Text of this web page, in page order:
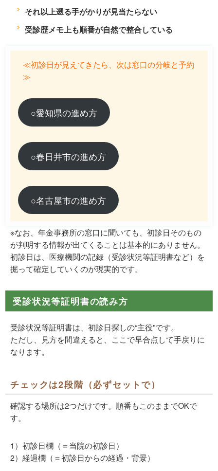
それ以上遡る手がかりが見当たらない
受診歴メモ上も順番が自然で整合している
≪初診日が見えてきたら、次は窓口の分岐と予約
≫
○愛知県の進め方
○春日井市の進め方
○名古屋市の進め方
※なお、年金事務所の窓口に聞いても、初診日そのもの
が判明する情報が出てくることは基本的にありません。
初診日は、 医療機関の記録（受診状況等証明書など）を
掘って確定していくのが現実的です。
受診状況等証明書の読み方
受診状況等証明書は、初診日探しの“主役”です。
ただし、見方を間違えると、ここで早合点して手戻りに
なります。
チェックは2段階（必ずセットで）
確認する場所は2つだけです。順番もこのままでOKで
す。
1）初診日欄（＝当院の初診日）
2）経過欄（＝初診日からの経過・背景）